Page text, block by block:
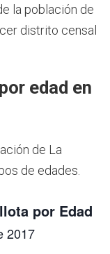
la población de
distrito censal
edad en
de La
de edades.